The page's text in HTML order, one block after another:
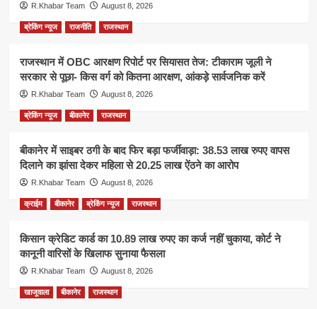
R.Khabar Team August 8, 2026
ब्रेकिंग न्यूज राजनीति राजस्थान
राजस्थान में OBC आरक्षण रिपोर्ट पर सियासत तेज: टीकाराम जूली ने
सरकार से पूछा- किस वर्ग को कितना आरक्षण, आंकड़े सार्वजनिक करें
R.Khabar Team August 8, 2026
ब्रेकिंग न्यूज बीकानेर राजस्थान
बीकानेर में साइबर ठगी के बाद फिर बड़ा फर्जीवाड़ा: 38.53 लाख रुपए वापस
दिलाने का झांसा देकर महिला से 20.25 लाख ऐंठने का आरोप
R.Khabar Team August 8, 2026
क्राईम बीकानेर ब्रेकिंग न्यूज राजस्थान
किसान क्रेडिट कार्ड का 10.89 लाख रुपए का कर्ज नहीं चुकाया, कोर्ट ने
कानूनी वारिसों के खिलाफ सुनाया फैसला
R.Khabar Team August 8, 2026
खाजूवाला बीकानेर राजस्थान